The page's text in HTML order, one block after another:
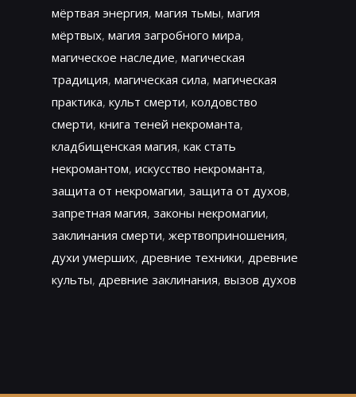
мёртвая энергия, магия тьмы, магия
мёртвых, магия загробного мира,
магическое наследие, магическая
традиция, магическая сила, магическая
практика, культ смерти, колдовство
смерти, книга теней некроманта,
кладбищенская магия, как стать
некромантом, искусство некроманта,
защита от некромагии, защита от духов,
запретная магия, законы некромагии,
заклинания смерти, жертвоприношения,
духи умерших, древние техники, древние
культы, древние заклинания, вызов духов